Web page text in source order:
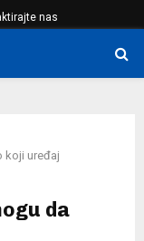
nas
koji uređaj
da